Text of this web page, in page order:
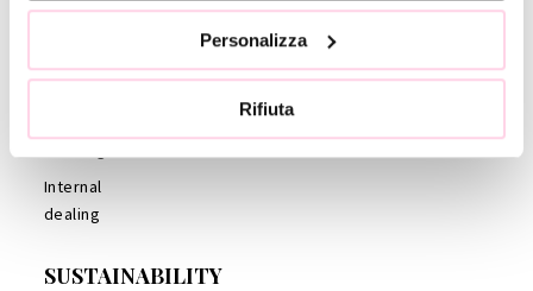
Personalizza
Rifiuta
Shareholders
Internal
dealing
SUSTAINABILITY